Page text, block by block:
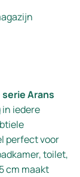
Arans
iedere
perfect voor
toilet,
cm maakt